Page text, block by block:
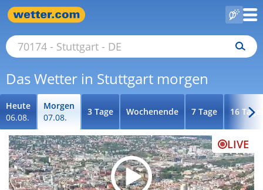
Das Wetter in Stuttgart morgen
Heute
06.08.
Morgen
07.08.
3 Tage Wochenende 7 Tage 16 Tage
LIVE